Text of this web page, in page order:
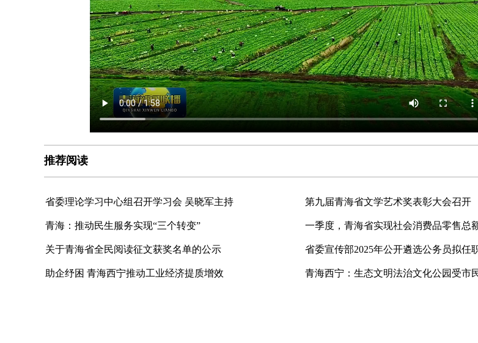
推荐阅读
省委理论学习中心组召开学习会 吴晓军主持 第九届青海省文学艺术奖表彰大会召开
青海：推动民生服务实现“三个转变” 一季度，青海省实现社会消费品零售总
关于青海省全民阅读征文获奖名单的公示 省委宣传部2025年公开遴选公务员拟任
助企纾困 青海西宁推动工业经济提质增效 青海西宁：生态文明法治文化公园受市